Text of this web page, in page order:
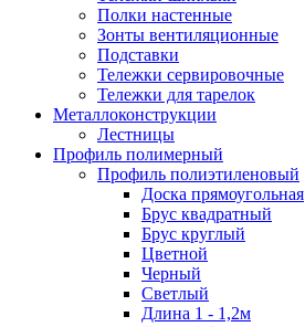
Полки настенные
Зонты вентиляционные
Подставки
Тележки сервировочные
Тележки для тарелок
Металлоконструкции
Лестницы
Профиль полимерный
Профиль полиэтиленовый
Доска прямоугольная
Брус квадратный
Брус круглый
Цветной
Черный
Светлый
Длина 1 - 1,2м